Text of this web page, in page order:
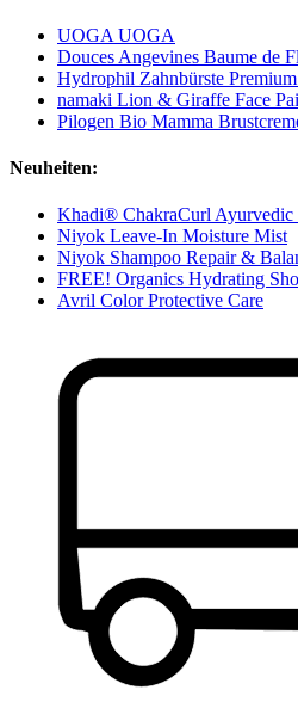
UOGA UOGA
Douces Angevines Baume de
Hydrophil Zahnbürste
namaki Lion & Giraffe Face
Pilogen Bio Mamma
Neuheiten:
Khadi® ChakraCurl Ayurvedic
Niyok Leave-In Moisture Mist
Niyok Shampoo Repair &
FREE! Organics Hydrating
Avril Color Protective Care